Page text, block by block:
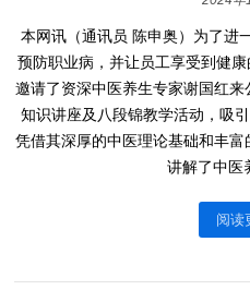
本网讯（通讯员 陈申奥）为了进
预防职业病，并让员工享受到健
邀请了资深中医养生专家谢国红
知识讲座及八段锦教学活动，吸
凭借其深厚的中医理论基础和丰
讲解了中医
阅读